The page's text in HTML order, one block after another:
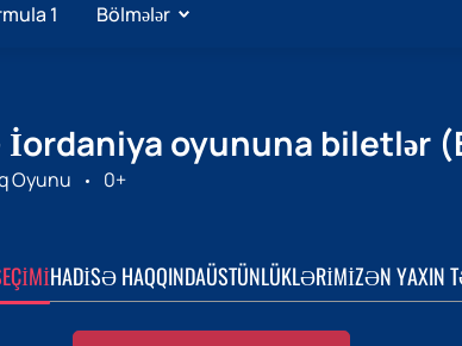
1 Bölmələr
İordaniya oyununa biletlər
Oyunu
0+
HADISƏ HAQQINDAÜSTÜNLÜKLƏRIMIZƏN YAXIN